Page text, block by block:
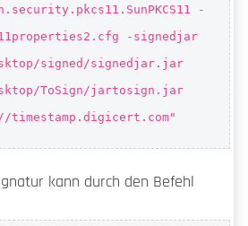
-
-signedjar
signed/signedjar.jar
ToSign/jartosign.jar
kann durch den Befehl